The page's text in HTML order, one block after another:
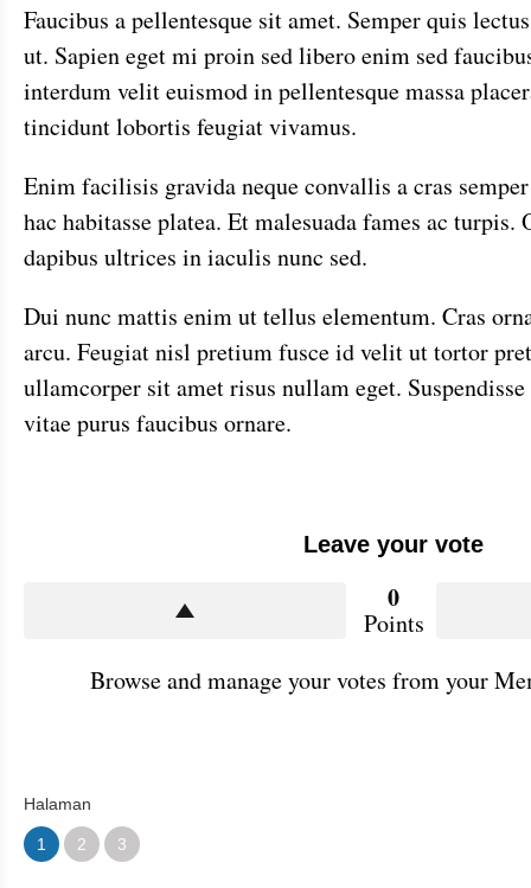
Faucibus a pellentesque sit amet. Semper quis
ut. Sapien eget mi proin sed libero enim sed
interdum velit euismod in pellentesque massa
tincidunt lobortis feugiat vivamus.
Enim facilisis gravida neque convallis a cras
hac habitasse platea. Et malesuada fames ac
dapibus ultrices in iaculis nunc sed.
Dui nunc mattis enim ut tellus elementum. Cras
arcu. Feugiat nisl pretium fusce id velit ut tortor
ullamcorper sit amet risus nullam eget.
vitae purus faucibus ornare.
Leave your vote
0
Points
Browse and manage your votes from your
Halaman
1 2 3